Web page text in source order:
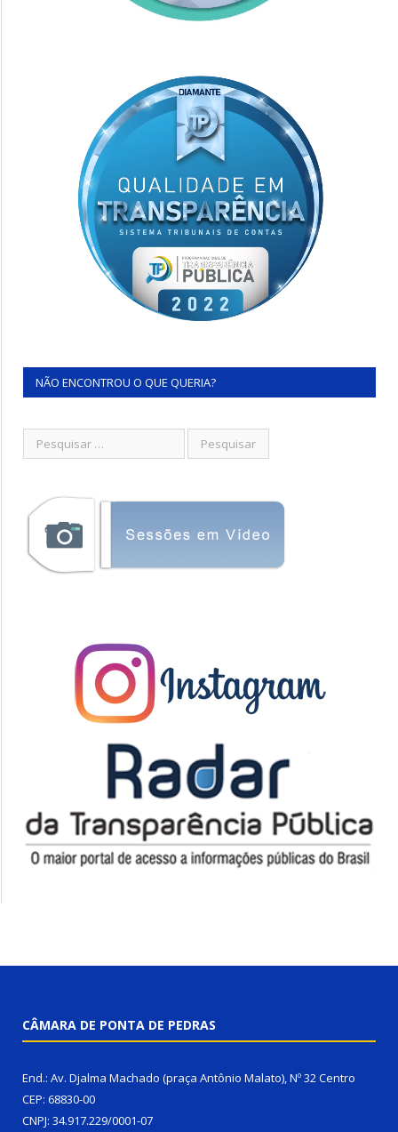
NÃO ENCONTROU O QUE QUERIA?
CÂMARA DE PONTA DE PEDRAS
End.: Av. Djalma Machado (praça Antônio Malato), Nº 32 Centro
CEP: 68830-00
CNPJ: 34.917.229/0001-07